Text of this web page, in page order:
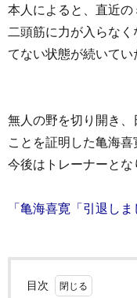
本人によると、直近
二頭筋に力が入らな
てない状態が続いてい
無人の野を切り開き
ことを証明した亀海喜
今後はトレーナーとな
「亀海喜寛「引退し
目次